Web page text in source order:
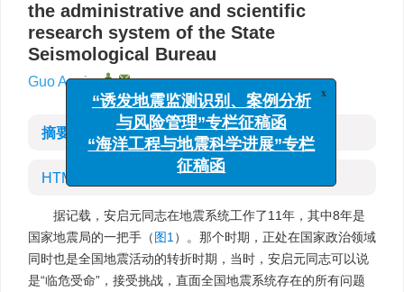
the administrative and scientific
research system of the State
Seismological Bureau
Guo Anning ,
摘要
HTML全文
据记载，安启元同志在地震系统工作了11年，其中8年是
国家地震局的一把手（图1 ）。那个时期，正处在国家政治领域
同时也是全国地震活动的转折时期，当时，安启元同志可以说
是“临危受命”，接受挑战，直面全国地震系统存在的所有问题
“诱发地震监测识别、案例分析
与风险管理”专栏征稿函
“海洋工程与地震科学进展”专栏
征稿函